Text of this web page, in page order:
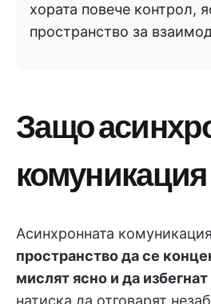
хората повече контрол,
пространство за
Защо
Асинхронната
пространство да се
мислят ясно и да
натиска да отговарят